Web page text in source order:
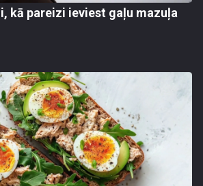
kā pareizi ieviest gaļu mazuļa